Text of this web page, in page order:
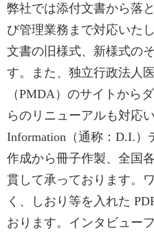
弊社では添付文書から落
び管理業務まで対応いた
文書の旧様式、新様式の
す。また、独立行政法人
（PMDA）のサイトから
らのリニューアルも対応
Information（通称：D.I.）
作成から冊子作製、全国
貫して承っております。
く、しおり等を入れた
おります。インタビュー